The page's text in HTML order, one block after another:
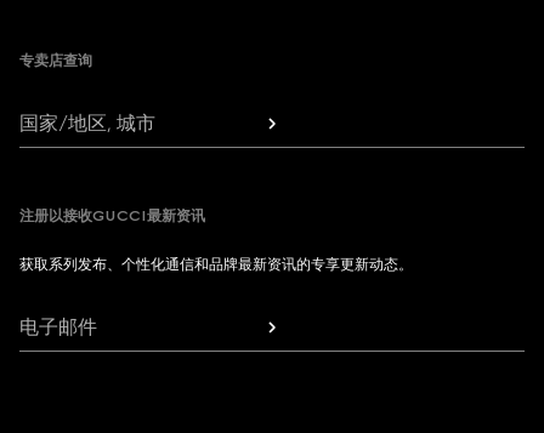
专卖店查询
国家/地区, 城市
注册以接收GUCCI最新资讯
获取系列发布、个性化通信和品牌最新资讯的专享更新动态。
电子邮件